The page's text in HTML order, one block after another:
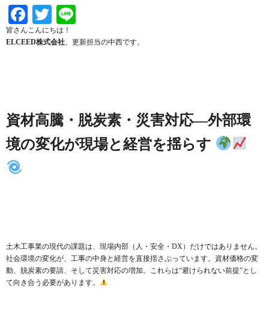
Facebook
Twitter
皆さんこんにちは！
ELCEED株式会社、更新担当の中西です。
資材高騰・脱炭素・災害対応—外部環
境の変化が現場と経営を揺らす
土木工事業の現代の課題は、現場内部（人・安全・DX）だけではありません。
社会環境の変化が、工事の中身と経営を直接揺さぶっています。資材価格の変
動、脱炭素の要請、そして災害対応の増加。これらは“避けられない前提”とし
て向き合う必要があります。